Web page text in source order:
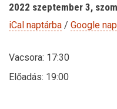
2022 szeptember 3,
iCal naptárba / Google
Vacsora: 17:30
Előadás: 19:00